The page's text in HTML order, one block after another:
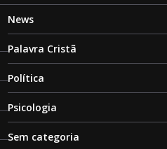
News
Palavra Cristã
Política
Psicologia
Sem categoria